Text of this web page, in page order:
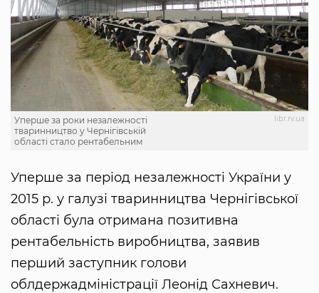
libr.rv.ua
Уперше за роки незалежності
тваринництво у Чернігівській
області стало рентабельним
Уперше за період незалежності України у
2015 р. у галузі тваринництва Чернігівської
області була отримана позитивна
рентабельність виробництва, заявив
перший заступник голови
облдержадміністрації Леонід Сахневич.